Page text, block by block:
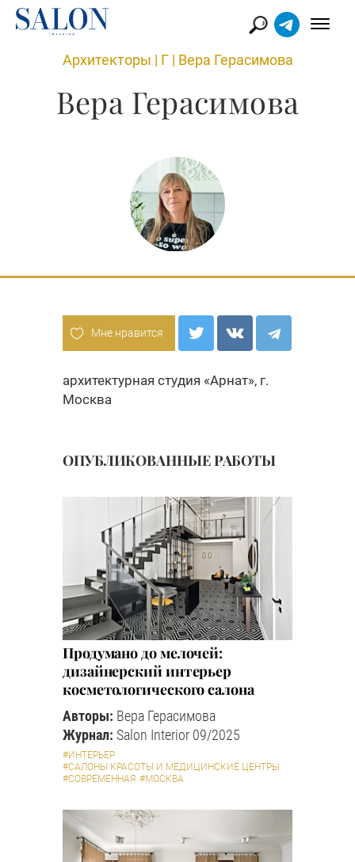
Архитекторы | Г | Вера Герасимова
Вера Герасимова
Мне нравится
архитектурная студия «Арнат», г.
Москва
ОПУБЛИКОВАННЫЕ РАБОТЫ
Продумано до мелочей:
дизайнерский интерьер
косметологического салона
Авторы: Вера Герасимова
Журнал: Salon Interior 09/2025
#ИНТЕРЬЕР
#САЛОНЫ КРАСОТЫ И МЕДИЦИНСКИЕ ЦЕНТРЫ
#СОВРЕМЕННАЯ #МОСКВА